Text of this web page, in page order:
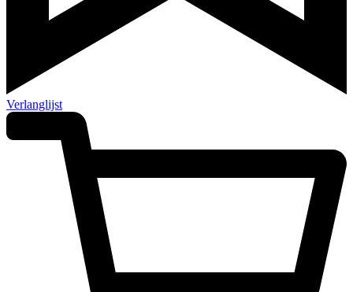
Verlanglijst